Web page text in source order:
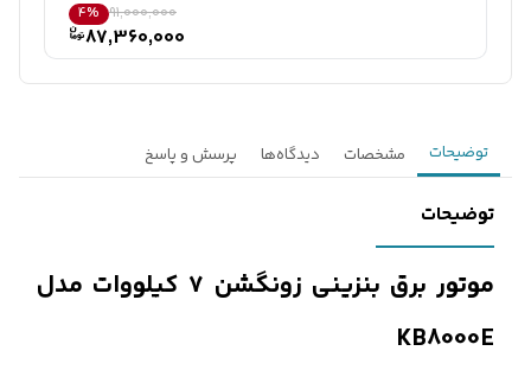
91,000,000
4%
87,360,000
توضیحات مشخصات دیدگاه‌ها پرسش و پاسخ
توضیحات
موتور برق
بنزینی زونگشن ۷ کیلووات مدل
KB8000E